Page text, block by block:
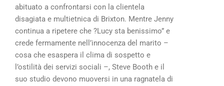
abituato a confrontarsi con la clientela
disagiata e multietnica di Brixton. Mentre Jenny
continua a ripetere che ?Lucy sta benissimo” e
crede fermamente nell’innocenza del marito –
cosa che esaspera il clima di sospetto e
l’ostilità dei servizi sociali –, Steve Booth e il
suo studio devono muoversi in una ragnatela di